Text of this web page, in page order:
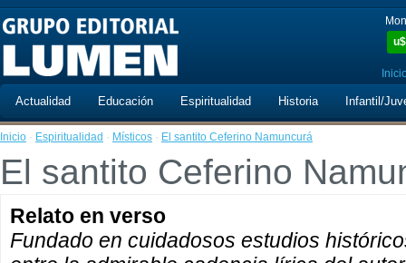
u$
Actualidad Educación Espiritualidad Historia Infantil/
Inicio · Espiritualidad · Místicos · El santito Ceferino Namuncurá
El santito Ceferino
Relato en verso
Fundado en cuidadosos estudios